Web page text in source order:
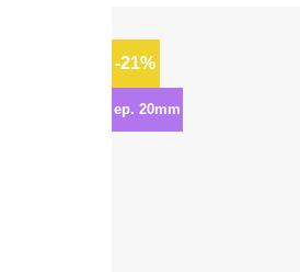
-21%
ep. 20mm